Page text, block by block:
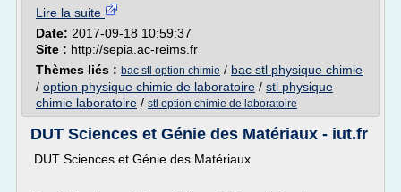
Lire la suite
Date: 2017-09-18 10:59:37
Site : http://sepia.ac-reims.fr
Thèmes liés : bac stl option chimie / bac stl physique chimie
/ option physique chimie de laboratoire / stl physique
chimie laboratoire / stl option chimie de laboratoire
DUT Sciences et Génie des Matériaux - iut.fr
DUT Sciences et Génie des Matériaux